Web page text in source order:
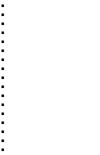
2016
2016
2016
2016
2016
2015
2015
2015
2015
/ J110
2015
MINI
PLUS
J6
J4